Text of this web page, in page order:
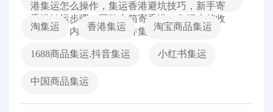
港集运怎么操作，集运香港避坑技巧，新手寄
香港转运步骤，网购合箱寄香港，集运仓储收
费避坑，内地多平台合并集运香港
淘集运 香港集运 淘宝商品集运
1688商品集运.抖音集运 小红书集运
中国商品集运